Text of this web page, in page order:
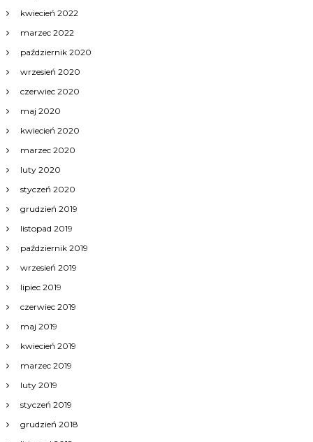
kwiecień 2022
marzec 2022
październik 2020
wrzesień 2020
czerwiec 2020
maj 2020
kwiecień 2020
marzec 2020
luty 2020
styczeń 2020
grudzień 2019
listopad 2019
październik 2019
wrzesień 2019
lipiec 2019
czerwiec 2019
maj 2019
kwiecień 2019
marzec 2019
luty 2019
styczeń 2019
grudzień 2018